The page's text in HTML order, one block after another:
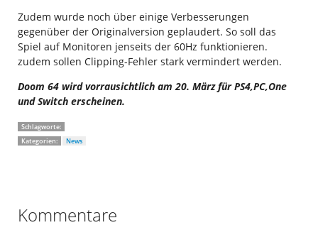
Zudem wurde noch über einige Verbesserungen
gegenüber der Originalversion geplaudert. So soll das
Spiel auf Monitoren jenseits der 60Hz funktionieren.
zudem sollen Clipping-Fehler stark vermindert werden.
Doom 64 wird vorrausichtlich am 20. März für PS4,PC,One
und Switch erscheinen.
Schlagworte:
Kategorien:
News
Kommentare